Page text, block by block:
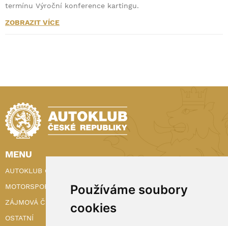
Používáme soubory
cookies
termínu Výroční konference kartingu.
ZOBRAZIT VÍCE
MENU
AUTOKLUB ČR
MOTORSPORT
ZÁJMOVÁ ČINNOST
OSTATNÍ